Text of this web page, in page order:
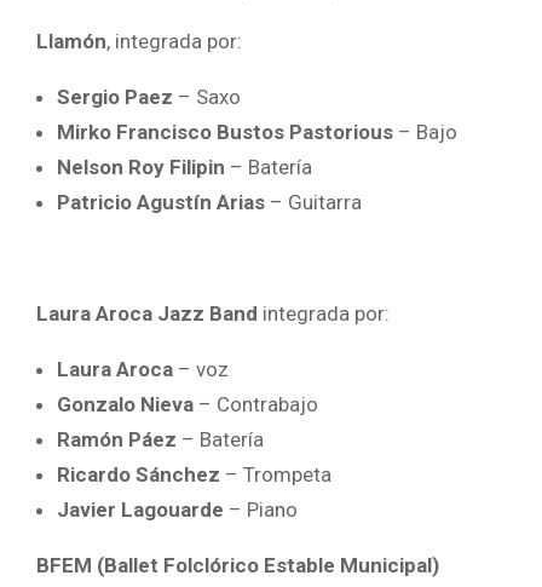
Llamón, integrada por:
Sergio Paez – Saxo
Mirko Francisco Bustos Pastorious – Bajo
Nelson Roy Filipin – Batería
Patricio Agustín Arias – Guitarra
Laura Aroca Jazz Band integrada por:
Laura Aroca – voz
Gonzalo Nieva – Contrabajo
Ramón Páez – Batería
Ricardo Sánchez – Trompeta
Javier Lagouarde – Piano
BFEM (Ballet Folclórico Estable Municipal)